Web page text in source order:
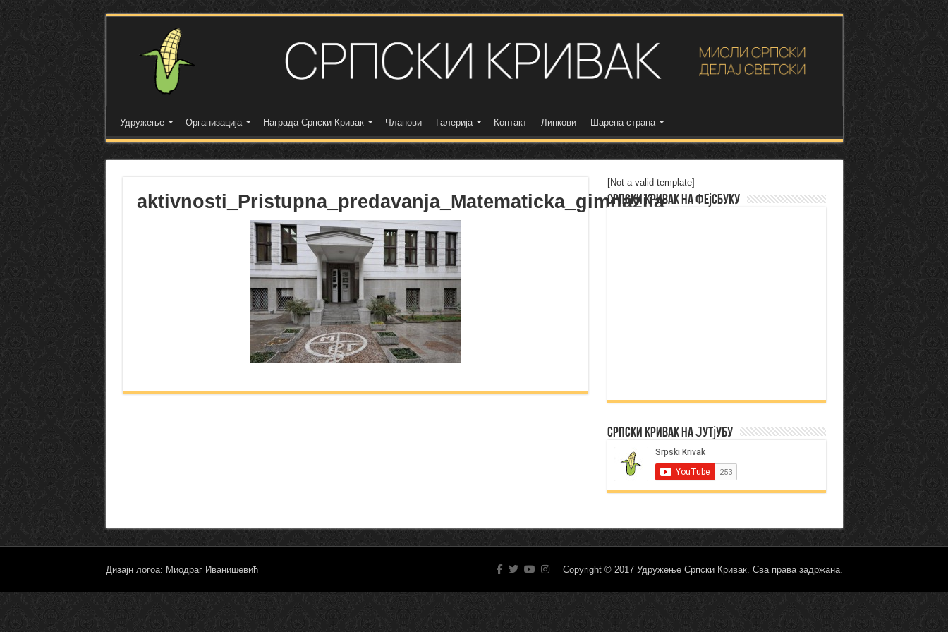
Удружење Организација Награда Српски Кривак Чланови Галерија Контакт Линкови Шарена страна
aktivnosti_Pristupna_predavanja_Matematicka_gimnazija
[Not a valid template]
Српски Кривак на Фејсбуку
Српски Кривак на Јутјубу
Copyright © 2017 Удружење Српски Кривак. Сва права задржана.
Дизајн логоа: Миодраг Иванишевић